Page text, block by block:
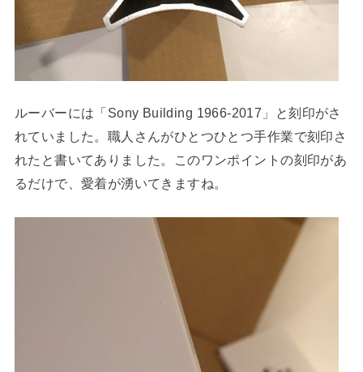
ルーバーには「Sony Building 1966-2017」と刻印がさ
れていました。職人さんがひとつひとつ手作業で刻印さ
れたと書いてありました。このワンポイントの刻印があ
るだけで、愛着が湧いてきますね。